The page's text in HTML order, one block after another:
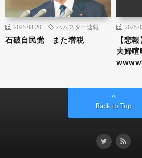
2025.08.20 ハムスター速報
石破自民党 また増税
【悲
夫婦喧
Back to Top